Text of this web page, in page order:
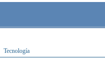
Tecnología